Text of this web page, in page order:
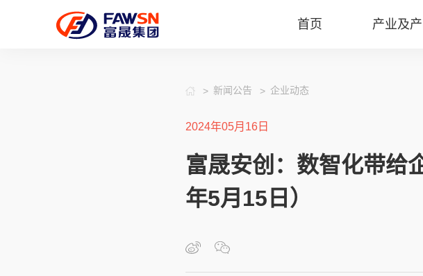
首页 产业及
新闻公告 企业动态
2024年05月16日
富晟安创：数智化带给
年5月15日）